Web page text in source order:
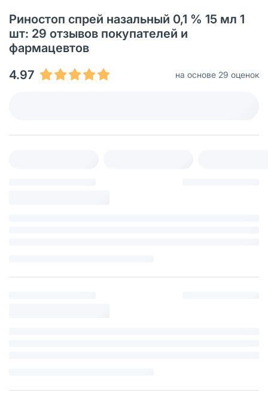
Риностоп спрей назальный 0,1 % 15 мл 1
шт: 29 отзывов покупателей и
фармацевтов
4.97
на основе 29 оценок